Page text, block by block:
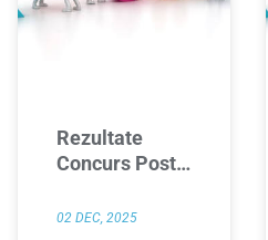
Rezultate
Concurs Post
02 DEC, 2025